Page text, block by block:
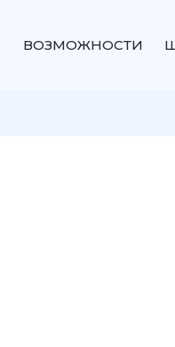
ВОЗМОЖНОСТИ